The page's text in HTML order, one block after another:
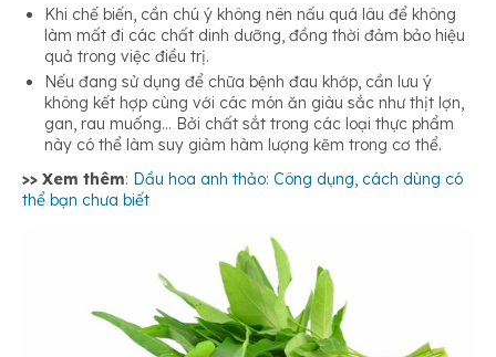
Khi chế biến, cần chú ý không nên nấu quá lâu để không
làm mất đi các chất dinh dưỡng, đồng thời đảm bảo hiệu
quả trong việc điều trị.
Nếu đang sử dụng để chữa bệnh đau khớp, cần lưu ý
không kết hợp cùng với các món ăn giàu sắc như thịt lợn,
gan, rau muống… Bởi chất sắt trong các loại thực phẩm
này có thể làm suy giảm hàm lượng kẽm trong cơ thể.
>> Xem thêm: Dầu hoa anh thảo: Công dụng, cách dùng có
thể bạn chưa biết